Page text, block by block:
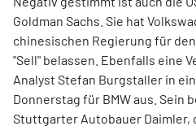
Goldman Sachs. Sie hat
chinesischen Regierung für
"Sell" belassen. Ebenfalls eine
Analyst Stefan Burgstaller in
Donnerstag für BMW aus. Sein
Stuttgarter Autobauer Daimler,